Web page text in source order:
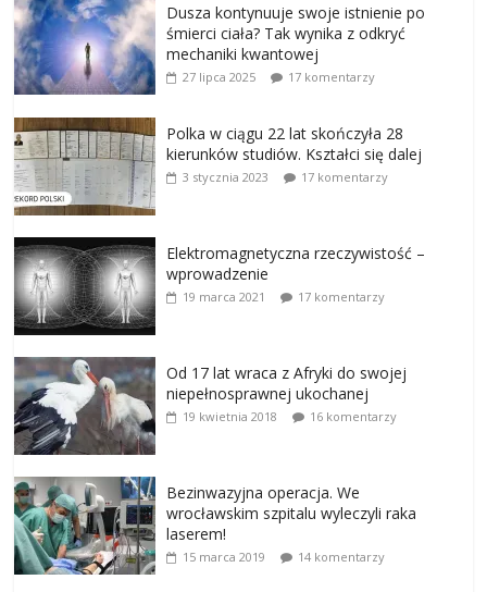
Dusza kontynuuje swoje istnienie po
śmierci ciała? Tak wynika z odkryć
mechaniki kwantowej
27 lipca 2025 17 komentarzy
Polka w ciągu 22 lat skończyła 28
kierunków studiów. Kształci się dalej
3 stycznia 2023 17 komentarzy
Elektromagnetyczna rzeczywistość –
wprowadzenie
19 marca 2021 17 komentarzy
Od 17 lat wraca z Afryki do swojej
niepełnosprawnej ukochanej
19 kwietnia 2018 16 komentarzy
Bezinwazyjna operacja. We
wrocławskim szpitalu wyleczyli raka
laserem!
15 marca 2019 14 komentarzy